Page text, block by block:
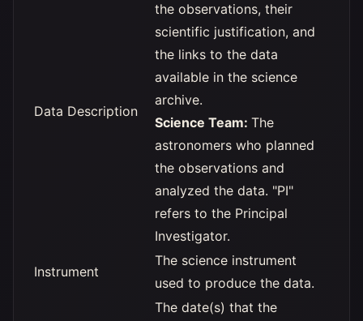
Data Description
the observations, their
scientific justification, and
the links to the data
available in the science
archive.
Science Team: The
astronomers who planned
the observations and
analyzed the data. "PI"
refers to the Principal
Investigator.
Instrument
The science instrument
used to produce the data.
The date(s) that the